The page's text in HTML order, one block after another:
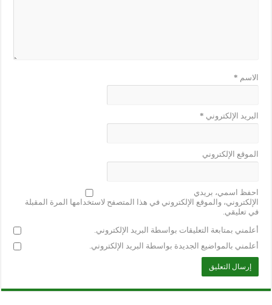
الاسم *
البريد الإلكتروني *
الموقع الإلكتروني
احفظ اسمي، بريدي
الإلكتروني، والموقع الإلكتروني في هذا المتصفح لاستخدامها المرة المقبلة
في تعليقي.
أعلمني بمتابعة التعليقات بواسطة البريد الإلكتروني.
أعلمني بالمواضيع الجديدة بواسطة البريد الإلكتروني.